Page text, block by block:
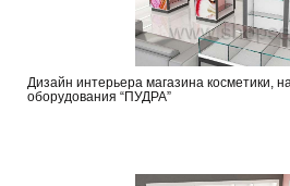
Дизайн интерьера магазина косметики,
оборудования “ПУДРА”